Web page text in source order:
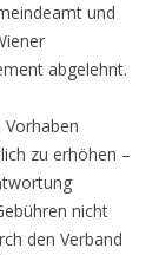
und
abgelehnt.
zu erhöhen –
nicht
den Verband